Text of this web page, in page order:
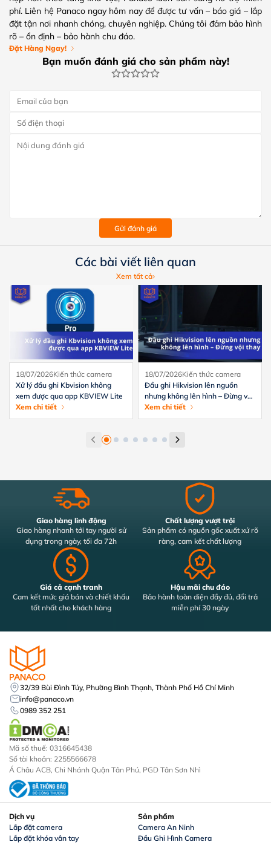
phí. Liên hệ Panaco ngay hôm nay để được tư vấn – báo giá – lắp
đặt tận nơi nhanh chóng, chuyên nghiệp. Chúng tôi đảm bảo hình
rõ – ổn định – bảo hành chu đáo.
Đặt Hàng Ngay!
Bạn muốn đánh giá cho sản phẩm này!
Gửi đánh giá
Các bài viết liên quan
Xem tất cả
18/07/2026Kiến thức camera
Xử lý đầu ghi Kbvision không
xem được qua app KBVIEW Lite
Xem chi tiết
18/07/2026Kiến thức camera
Đầu ghi Hikvision lên nguồn
nhưng không lên hình – Đừng vội
thay
Xem chi tiết
Giao hàng linh động
Giao hàng nhanh tới tay người sử
dụng trong ngày, tối đa 72h
Chất lượng vượt trội
Sản phẩm có nguồn gốc xuất xứ rõ
ràng, cam kết chất lượng
Giá cả cạnh tranh
Cam kết mức giá bán và chiết khấu
tốt nhất cho khách hàng
Hậu mãi chu đáo
Bảo hành toàn diện đầy đủ, đổi trả
miễn phí 30 ngày
Dịch vụ
Lắp đặt camera
Lắp đặt khóa vân tay
Sản phẩm
Camera An Ninh
Đầu Ghi Hình Camera
32/39 Bùi Đình Túy, Phường Bình Thạnh, Thành Phố Hồ Chí Minh
info@panaco.vn
0989 352 251
Mã số thuế: 0316645438
Số tài khoản: 2255566678
Á Châu ACB, Chi Nhánh Quận Tân Phú, PGD Tân Sơn Nhì